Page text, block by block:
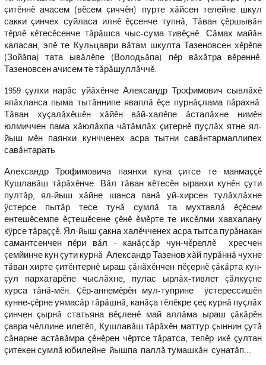
çитĕннĕ ачасем (вĕсем çиччĕн) пурте хăйсен телейне шкул
сакки çинчех суйласа илнĕ ĕçсенче тупнă, Тăван çĕршывăн
тĕрлĕ кĕтесĕсенче тăрăшса чыс-сума тивĕçнĕ. Сăмах майăн
каласан, эпĕ те Кульцаври вăтам шкулта Тазеновсен хĕрĕпе
(Зойăпа) тата ывăлĕпе (Володьăпа) пĕр вăхăтра вĕреннĕ.
Тазеновсен ачисем те тăрăшуллăччĕ.
1959 çулхи нарăс уйăхĕнче Александр Трофимович сывлăхĕ
япăхланса пыма тытăннипе яваплă ĕçе пурнăçлама пăрахнă.
Тăван хуçалăхĕшĕн хăйĕн вăй-халĕпе ăсталăхне нимĕн
юлмиччен пама хăюлăхпа чăтăмлăх çитернĕ пуçлăх ятне ял-
йыш мĕн паянхи кунчченех асра тытни савăнтармаллипех
савăнтарать
Александр Трофимовича паянхи куна çитсе те манмаççĕ
Кушлавăш тăрăхĕнче. Вăл тăван кĕтесĕн ыранхи кунĕн çути
пултăр, ял-йыш хăйне шанса панă уй-хирсен тулăхлăхне
ÿстерсе пытăр тесе тунă сумлă та мухтавлă ĕçĕсем
ентешĕсемпе ĕçтешĕсене çĕнĕ ĕмĕрте те иксĕлми хавхалану
кÿрсе тăраççĕ. Ял-йыш çакна халĕчченех асра тытса пурăнакан
самантсенчен пĕри вăл - канăçсăр чун-чĕреллĕ хресчен
çемйинче кун çути курнă Александр Тазенов хăй пурăннă чухне
тăван хирте çитĕнтернĕ ыраш çăнăхĕнчен пĕçернĕ çăкăрта кун-
çул пархатарĕпе чыслăхне, пулас ырлăх-тивлет çăлкуçне
курса тăнă-мĕн. Çĕр-аннемĕрĕн мул-туприне ÿстерессишĕн
кунне-çĕрне уямасăр тăрăшнă, канăçа тĕлĕкре çеç курнă пуçлăх
çинчен çырнă статьяна вĕçленĕ май аллăма ыраш çăкăрĕн
çавра чĕллине илетĕп, Кушлавăш тăрăхĕн маттур çыннин çутă
сăнарне астăвăмра çĕнĕрен чĕртсе тăратса, тепĕр икĕ çултан
çитекен сумлă юбилейне йышпа паллă тумашкăн сунатăп...